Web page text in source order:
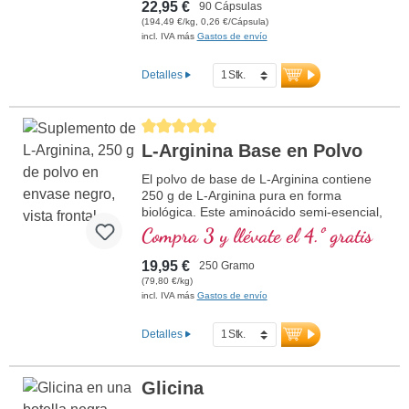
más información sobre Citrato de
potasio
22,95 € 90 Cápsulas
(194,49 €/kg, 0,26 €/Cápsula)
incl. IVA más Gastos de envío
Detalles
Calificación promedio de 5 de 5 estrellas
L-Arginina Base en Polvo
El polvo de base de L-Arginina contiene
250 g de L-Arginina pura en forma
biológica. Este aminoácido semi-esencial,
básico y proteinogénico ofrece una
biodisponibilidad especialmente alta y se
obtiene mediante fermentación. El polvo
está libre de cualquier aditivo y es ideal
para la suplementación diaria. Fabricado
de aluminio.
Compra 3 y llévate el 4.º gratis
19,95 € 250 Gramo
(79,80 €/kg)
incl. IVA más Gastos de envío
Detalles
Glicina